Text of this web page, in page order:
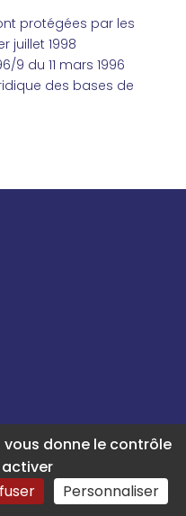
protégées par les
juillet 1998
9 du 11 mars 1996
des bases de
donne le contrôle
activer
Personnaliser